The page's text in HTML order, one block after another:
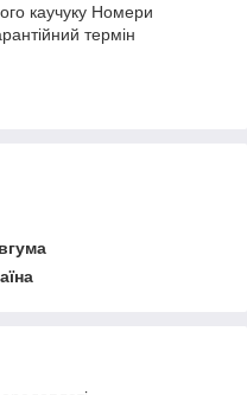
каучуку Номери
термін